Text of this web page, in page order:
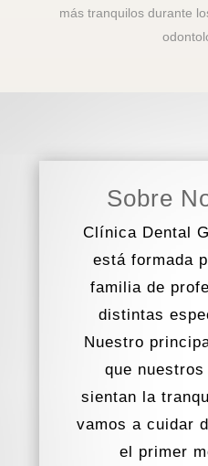
más tranquilos durante
Sobre
Clínica Dental
está formada
familia de
distintas
Nuestro
que
sientan la
vamos a cuidar
el primer